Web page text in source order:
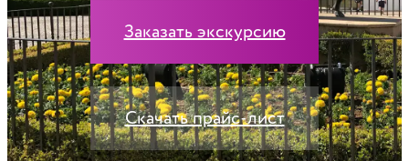
Заказать экскурсию
Скачать прайс-лист